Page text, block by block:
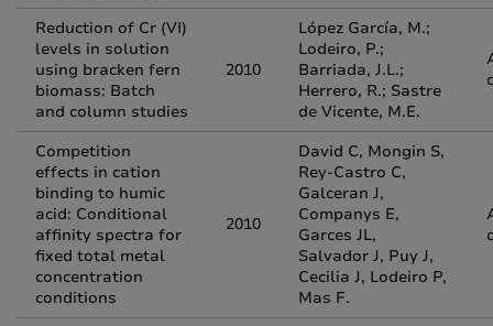
Reduction of Cr (VI)
levels in solution
using bracken fern
biomass: Batch
and column studies
2010
López García, M.;
Lodeiro, P.;
Barriada, J.L.;
Herrero, R.; Sastre
de Vicente, M.E.
Competition
effects in cation
binding to humic
acid: Conditional
affinity spectra for
fixed total metal
concentration
conditions
2010
David C, Mongin S,
Rey-Castro C,
Galceran J,
Companys E,
Garces JL,
Salvador J, Puy J,
Cecilia J, Lodeiro P,
Mas F.